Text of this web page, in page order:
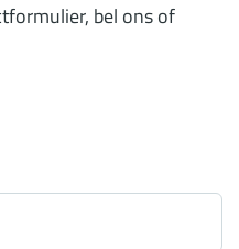
bel ons of